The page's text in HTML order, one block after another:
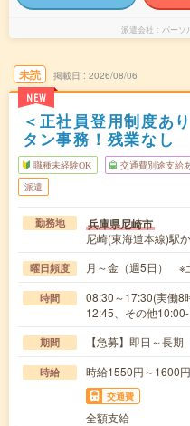
派遣会社 パーソ
未読
NEW
掲載日 2026/08/06
＜正社員登用制度あ
タン事務！残業なし
職種未経験OK 交通費別途支給
派遣
勤務地 兵庫県尼崎市
尼崎(東海道本線)駅
曜日頻度 月～金（週5日） ※
時間
08:30～17:30(実働
12:45、その他
期間 【急募】即日～長
時給 時給1550円～1600円
交通費
全額支給